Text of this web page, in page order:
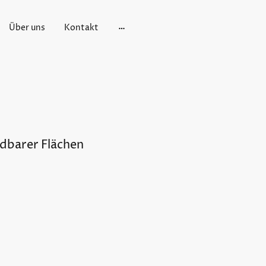
Über uns Kontakt
Flächen